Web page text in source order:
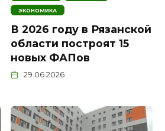
ЭКОНОМИКА
В 2026 году в Рязанской
области построят 15
новых ФАПов
29.06.2026